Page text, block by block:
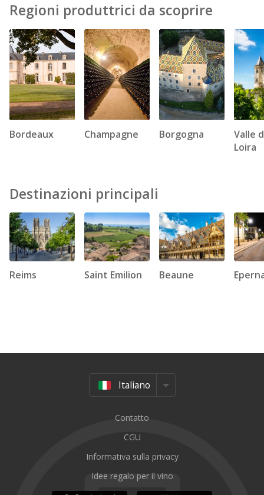
Regioni produttrici da scoprire
Bordeaux Champagne Borgogna
Valle
Loira
Destinazioni principali
Reims Saint Emilion Beaune
Italiano
Inglese
Nederlands
Español
Contatto
CGU
Informativa sulla privacy
Idee regalo per il vino